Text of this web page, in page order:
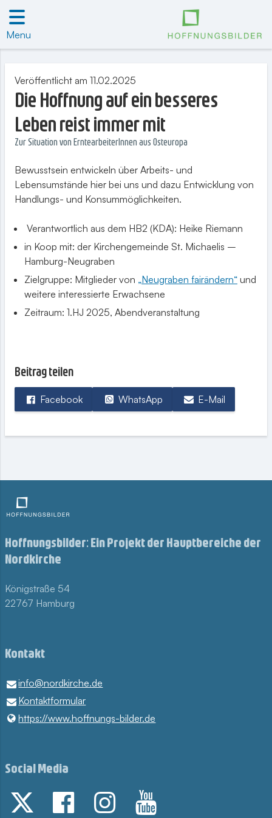
Menu
Veröffentlicht am 11.02.2025
Die Hoffnung auf ein besseres
Leben reist immer mit
Zur Situation von ErntearbeiterInnen aus Osteuropa
Bewusstsein entwickeln über Arbeits- und
Lebensumstände hier bei uns und dazu Entwicklung von
Handlungs- und Konsummöglichkeiten.
Verantwortlich aus dem HB2 (KDA): Heike Riemann
in Koop mit: der Kirchengemeinde St. Michaelis –
Hamburg-Neugraben
Zielgruppe: Mitglieder von „Neugraben fairändern“ und
weitere interessierte Erwachsene
Zeitraum: 1.HJ 2025, Abendveranstaltung
Beitrag teilen
Facebook WhatsApp E-Mail
Hoffnungsbilder: Ein Projekt der Hauptbereiche der
Nordkirche
Königstraße 54
22767 Hamburg
Kontakt
info@​nordkirche.​de
Kontaktformular
https://www.​hoffnungs-bilder.​de
Social Media